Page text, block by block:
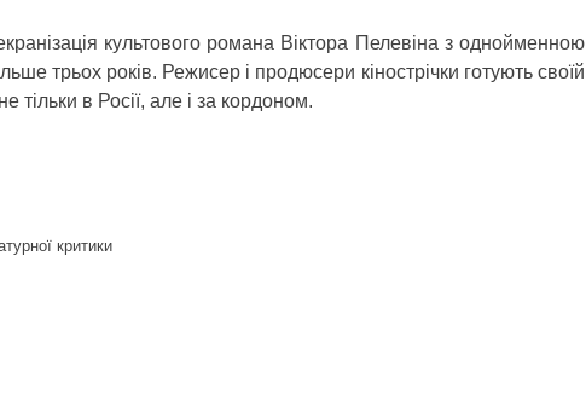
культового романа Віктора Пелевіна з однойменною
трьох років. Режисер і продюсери кінострічки готують своїй
тільки в Росії, але і за кордоном.
критики